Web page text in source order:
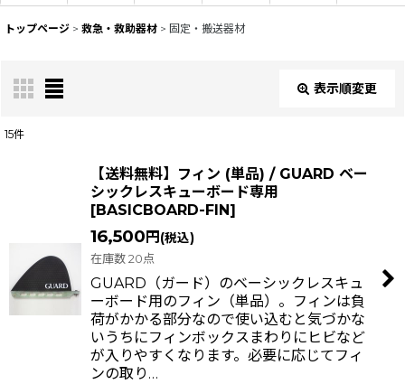
トップページ > 救急・救助器材 > 固定・搬送器材
表示順変更
在庫あり
絞り込む
15件
【送料無料】フィン (単品) / GUARD ベー
シックレスキューボード専用
[BASICBOARD-FIN ]
16,500 円 (税込)
在庫数 20点
GUARD（ガード）のベーシックレスキュ
ーボード用のフィン（単品）。フィンは負
荷がかかる部分なので使い込むと気づかな
いうちにフィンボックスまわりにヒビなど
が入りやすくなります。必要に応じてフィ
ンの取り…